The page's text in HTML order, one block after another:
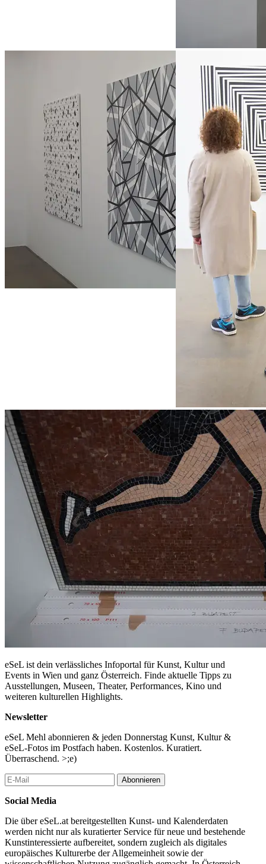
eSeL ist dein verlässliches Infoportal für Kunst, Kultur und
Events in Wien und ganz Österreich. Finde aktuelle Tipps zu
Ausstellungen, Museen, Theater, Performances, Kino und
weiteren kulturellen Highlights.
Newsletter
eSeL Mehl abonnieren & jeden Donnerstag Kunst, Kultur &
eSeL-Fotos im Postfach haben. Kostenlos. Kuratiert.
Überraschend. >;e)
Abonnieren
Social Media
Die über eSeL.at bereitgestellten Kunst- und Kalenderdaten
werden nicht nur als kuratierter Service für neue und bestehende
Kunstinteressierte aufbereitet, sondern zugleich als digitales
europäisches Kulturerbe der Allgemeinheit sowie der